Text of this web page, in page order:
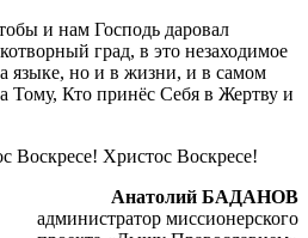
и нам Господь даровал
град, в это незаходимое
языке, но и в жизни, и в самом
Тому, Кто принёс Себя в Жертву и
Воскресе! Христос Воскресе!
Анатолий БАДАНОВ
администратор миссионерского